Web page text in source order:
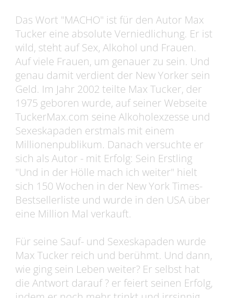
Das Wort "MACHO" ist für den Autor Max
Tucker eine absolute Verniedlichung. Er ist
wild, steht auf Sex, Alkohol und Frauen.
Auf viele Frauen, um genauer zu sein. Und
genau damit verdient der New Yorker sein
Geld. Im Jahr 2002 teilte Max Tucker, der
1975 geboren wurde, auf seiner Webseite
TuckerMax.com seine Alkoholexzesse und
Sexeskapaden erstmals mit einem
Millionenpublikum. Danach versuchte er
sich als Autor - mit Erfolg: Sein Erstling
"Und in der Hölle mach ich weiter" hielt
sich 150 Wochen in der New York Times-
Bestsellerliste und wurde in den USA über
eine Million Mal verkauft.
Für seine Sauf- und Sexeskapaden wurde
Max Tucker reich und berühmt. Und dann,
wie ging sein Leben weiter? Er selbst hat
die Antwort darauf ? er feiert seinen Erfolg,